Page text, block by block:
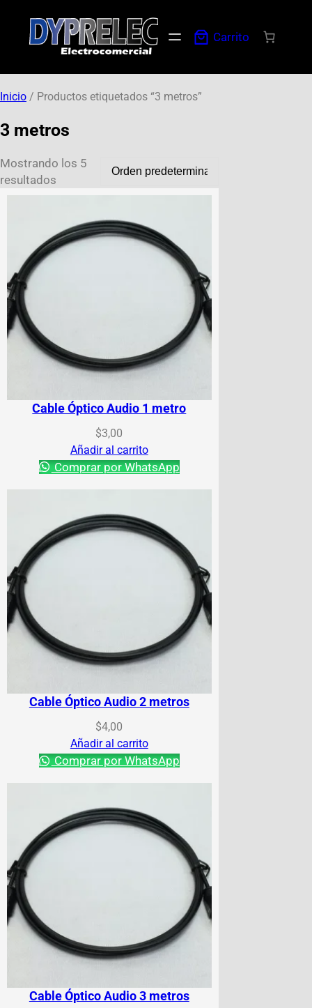
Carrito
Inicio / Productos etiquetados “3 metros”
3 metros
Mostrando los 5
resultados
Cable Óptico Audio 1 metro
$3,00
Añadir al carrito
Comprar por WhatsApp
Cable Óptico Audio 2 metros
$4,00
Añadir al carrito
Comprar por WhatsApp
Cable Óptico Audio 3 metros